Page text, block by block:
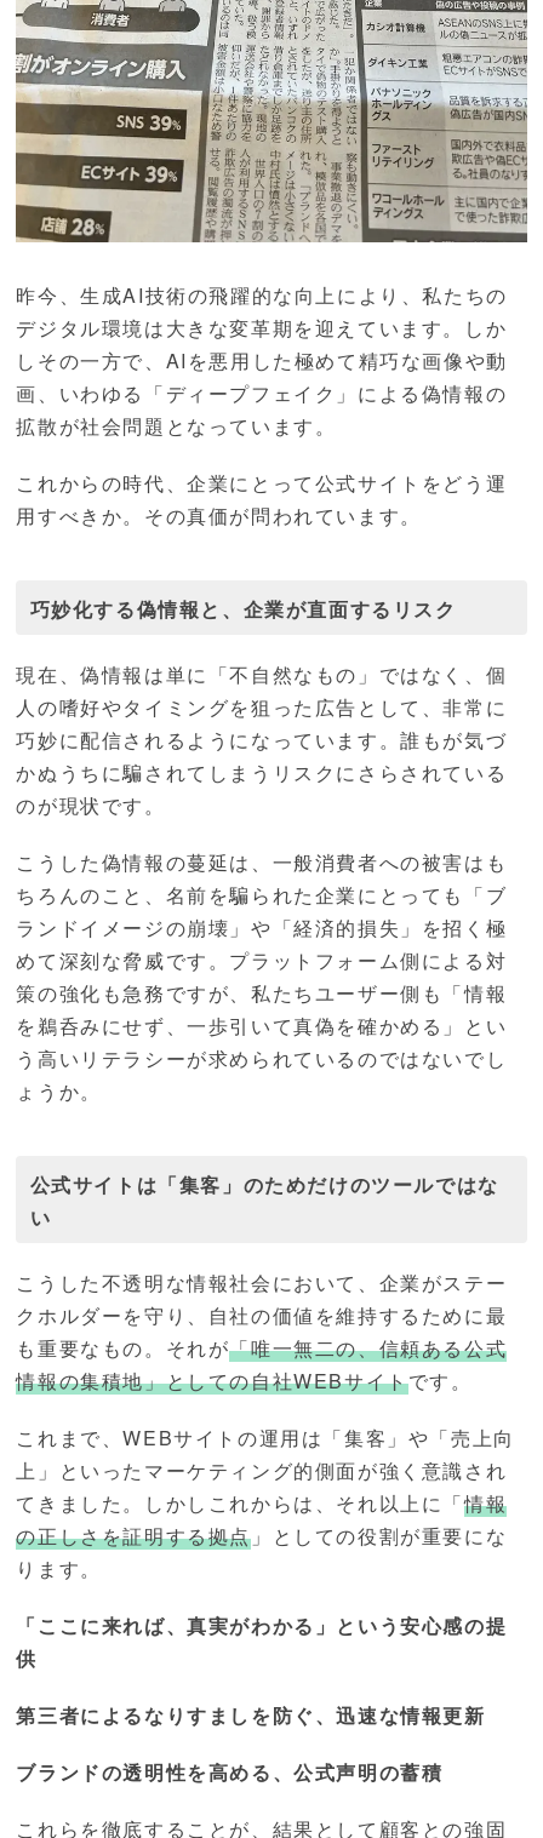
昨今、生成AI技術の飛躍的な向上により、私たちの
デジタル環境は大きな変革期を迎えています。しか
しその一方で、AIを悪用した極めて精巧な画像や動
画、いわゆる「ディープフェイク」による偽情報の
拡散が社会問題となっています。
これからの時代、企業にとって公式サイトをどう運
用すべきか。その真価が問われています。
巧妙化する偽情報と、企業が直面するリスク
現在、偽情報は単に「不自然なもの」ではなく、個
人の嗜好やタイミングを狙った広告として、非常に
巧妙に配信されるようになっています。誰もが気づ
かぬうちに騙されてしまうリスクにさらされている
のが現状です。
こうした偽情報の蔓延は、一般消費者への被害はも
ちろんのこと、名前を騙られた企業にとっても「ブ
ランドイメージの崩壊」や「経済的損失」を招く極
めて深刻な脅威です。プラットフォーム側による対
策の強化も急務ですが、私たちユーザー側も「情報
を鵜呑みにせず、一歩引いて真偽を確かめる」とい
う高いリテラシーが求められているのではないでし
ょうか。
公式サイトは「集客」のためだけのツールではな
い
こうした不透明な情報社会において、企業がステー
クホルダーを守り、自社の価値を維持するために最
も重要なもの。それが「唯一無二の、信頼ある公式
情報の集積地」としての自社WEBサイトです。
これまで、WEBサイトの運用は「集客」や「売上向
上」といったマーケティング的側面が強く意識され
てきました。しかしこれからは、それ以上に「情報
の正しさを証明する拠点 」としての役割が重要にな
ります。
「ここに来れば、真実がわかる」という安心感の提
供
第三者によるなりすましを防ぐ、迅速な情報更新
ブランドの透明性を高める、公式声明の蓄積
これらを徹底することが、結果として顧客との強固